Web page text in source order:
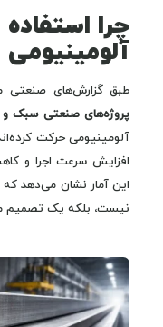
چرا استفاده
طبق گزارش‌های صنعتی
پروژه‌های صنعتی سبک
آلومینیومی حرکت
افزایش سرعت اجرا و
این آمار نشان می‌دهد
نیست، بلکه یک